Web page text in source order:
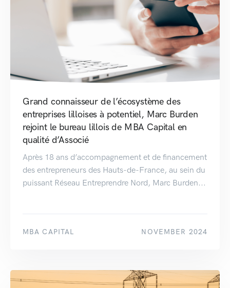
Grand connaisseur de l’écosystème des
entreprises lilloises à potentiel, Marc Burden
rejoint le bureau lillois de MBA Capital en
qualité d’Associé
Après 18 ans d’accompagnement et de financement
des entrepreneurs des Hauts-de-France, au sein du
puissant Réseau Entreprendre Nord, Marc Burden...
MBA CAPITAL NOVEMBER 2024